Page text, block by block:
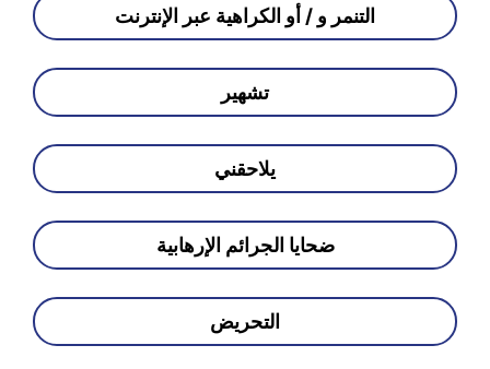
التنمر و / أو الكراهية عبر الإنترنت
تشهير
يلاحقني
ضحايا الجرائم الإرهابية
التحريض